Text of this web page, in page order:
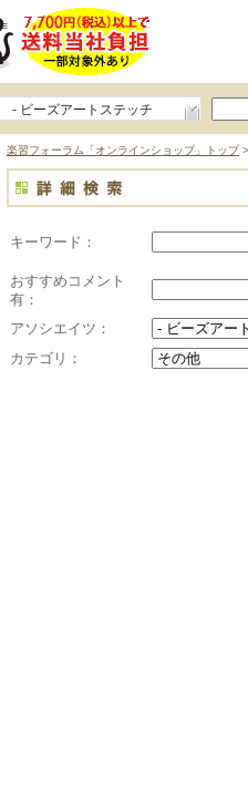
- ビーズアートステッチ
楽習フォーラム「オンラインショップ」トップ>
キーワード：
おすすめコメント
有：
アソシエイツ：
カテゴリ：